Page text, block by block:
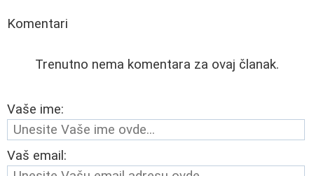
Komentari
Trenutno nema komentara za ovaj članak.
Vaše ime:
Vaš email: